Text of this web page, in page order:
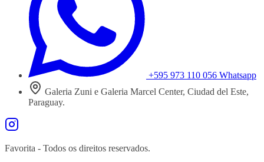
+595 973 110 056 Whatsapp
Galeria Zuni e Galeria Marcel Center, Ciudad del Este,
Paraguay.
Favorita - Todos os direitos reservados.